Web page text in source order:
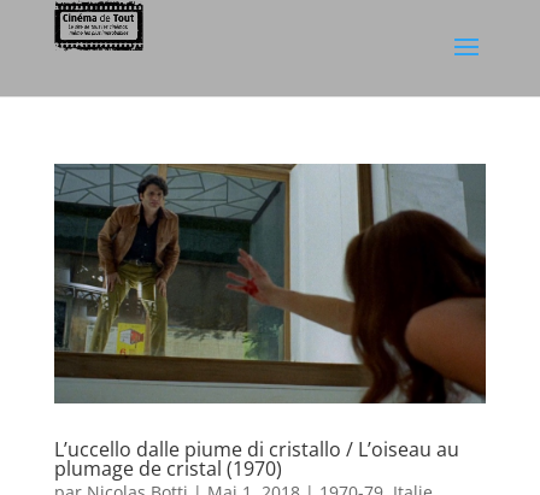
L’uccello dalle piume di cristallo / L’oiseau au
plumage de cristal (1970)